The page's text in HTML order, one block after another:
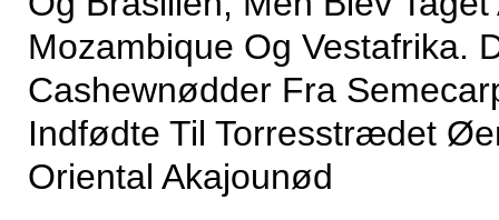
Mozambique Og Vestafrika.
Cashewnødder Fra
Indfødte Til Torresstrædet
Oriental Akajounød